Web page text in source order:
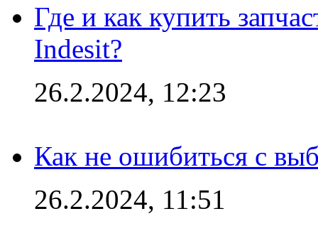
Где и как купить
Indesit?
26.2.2024, 12:23
Как не ошибиться с
26.2.2024, 11:51